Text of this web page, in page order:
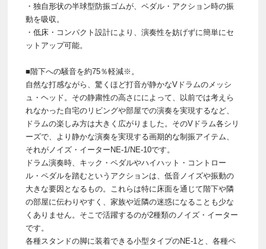
・独自形状の半球型防振ゴムが、ペダル・アクション時の振
動を吸収。
・低床・コンパクト設計により、演奏性を妨げずに簡単にセ
ットアップ可能。
■階下への騒音を約75％軽減※。
自然な打感ながら、驚くほど打音が静かなVドラムのメッシ
ュ・ヘッド。その静粛性の高さにによって、以前では考えら
れなかった自宅のリビングや部屋での演奏を実現するなど、
ドラムの楽しみ方は大きく広がりました。そのVドラム各シリ
ーズで、より静かな演奏を実現する画期的な制振アイテム、
それがノイズ・イーターNE-1/NE-10です。
ドラム演奏時、キック・ペダルやハイハット・コントロー
ル・ペダルを踏むというアクションは、低音ノイズや振動の
大きな要因となるもの。これらは特に床面を通じて階下や隣
の部屋に伝わりやすく、家族や近隣の迷惑になることも少な
くありません。そこで活躍するのが2種類のノイズ・イーター
です。
各種スタンドの脚に装着できる小型タイプのNE-1と、各種ペ